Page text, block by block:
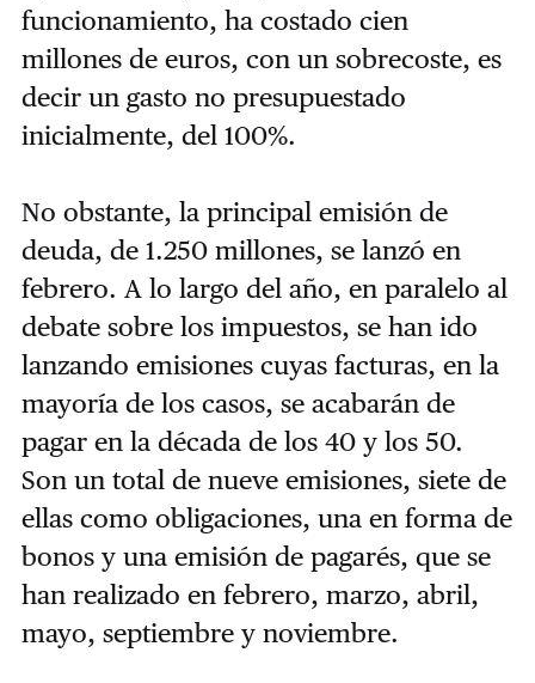
funcionamiento, ha costado cien
millones de euros, con un sobrecoste, es
decir un gasto no presupuestado
inicialmente, del 100%.
No obstante, la principal emisión de
deuda, de 1.250 millones, se lanzó en
febrero. A lo largo del año, en paralelo al
debate sobre los impuestos, se han ido
lanzando emisiones cuyas facturas, en la
mayoría de los casos, se acabarán de
pagar en la década de los 40 y los 50.
Son un total de nueve emisiones, siete de
ellas como obligaciones, una en forma de
bonos y una emisión de pagarés, que se
han realizado en febrero, marzo, abril,
mayo, septiembre y noviembre.